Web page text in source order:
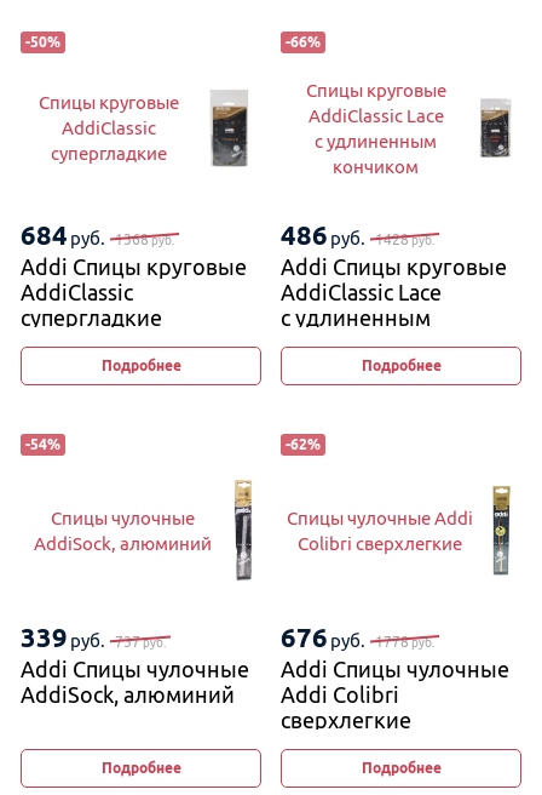
-50%
Спицы круговые
AddiClassic
супергладкие
684 руб. 1368руб.
Addi Спицы круговые
AddiClassic
супергладкие
Подробнее
-66%
Спицы круговые
AddiClassic Lace
с удлиненным
кончиком
486 руб. 1428руб.
Addi Спицы круговые
AddiClassic Lace
с удлиненным
кончиком
Подробнее
-54%
Спицы чулочные
AddiSock, алюминий
339 руб. 737руб.
Addi Спицы чулочные
AddiSock, алюминий
Подробнее
-62%
Спицы чулочные Addi
Colibri сверхлегкие
676 руб. 1778руб.
Addi Спицы чулочные
Addi Colibri
сверхлегкие
Подробнее